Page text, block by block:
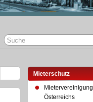
Mieterschutz
Mietervereinigung
Österreichs